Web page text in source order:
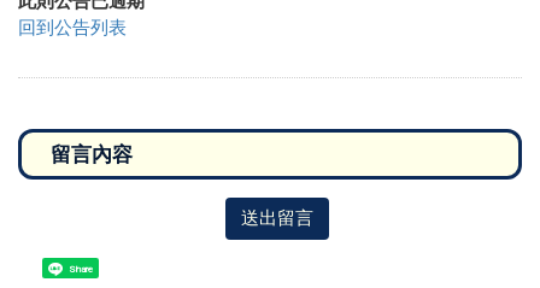
回到公告列表
送出留言
Share